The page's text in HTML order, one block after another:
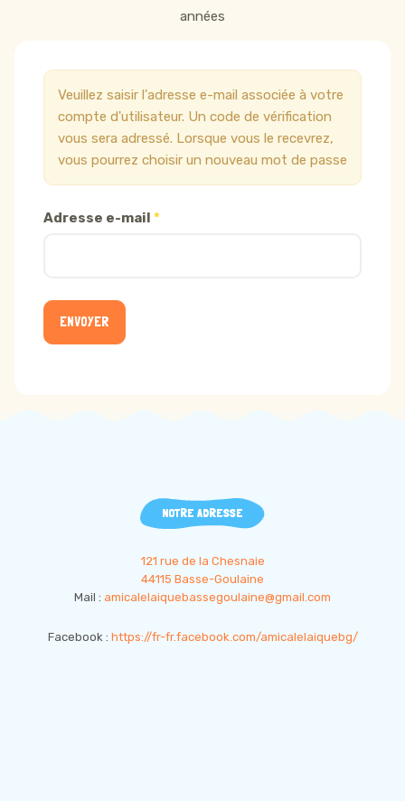
années
Veuillez saisir l'adresse e-mail associée à votre
compte d'utilisateur. Un code de vérification
vous sera adressé. Lorsque vous le recevrez,
vous pourrez choisir un nouveau mot de passe
Adresse e-mail *
ENVOYER
NOTRE ADRESSE
121 rue de la Chesnaie
44115 Basse-Goulaine
Mail : amicalelaiquebassegoulaine@gmail.com
Facebook : https://fr-fr.facebook.com/amicalelaiquebg/